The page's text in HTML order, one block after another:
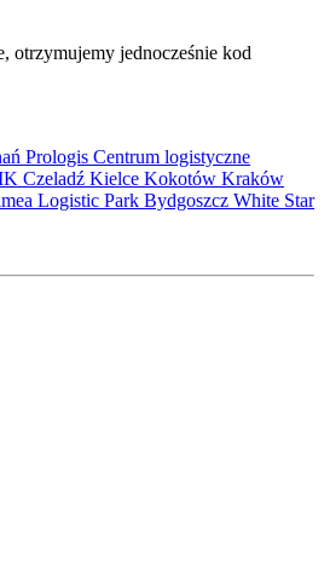
otrzymujemy jednocześnie kod
Prologis Centrum logistyczne
Czeladź Kielce Kokotów Kraków
Logistic Park Bydgoszcz White Star